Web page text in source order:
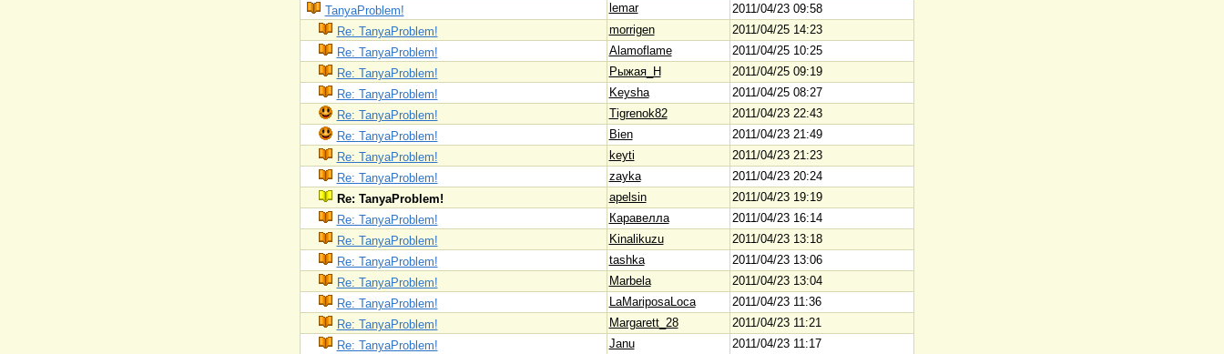
TanyaProblem!
lemar
2011/04/23 09:58
Re: TanyaProblem!
morrigen
2011/04/25 14:23
Re: TanyaProblem!
Alamoflame
2011/04/25 10:25
Re: TanyaProblem!
Рыжая_Н
2011/04/25 09:19
Re: TanyaProblem!
Keysha
2011/04/25 08:27
Re: TanyaProblem!
Tigrenok82
2011/04/23 22:43
Re: TanyaProblem!
Bien
2011/04/23 21:49
Re: TanyaProblem!
keyti
2011/04/23 21:23
Re: TanyaProblem!
zayka
2011/04/23 20:24
Re: TanyaProblem!
apelsin
2011/04/23 19:19
Re: TanyaProblem!
Каравелла
2011/04/23 16:14
Re: TanyaProblem!
Kinalikuzu
2011/04/23 13:18
Re: TanyaProblem!
tashka
2011/04/23 13:06
Re: TanyaProblem!
Marbela
2011/04/23 13:04
Re: TanyaProblem!
LaMariposaLoca
2011/04/23 11:36
Re: TanyaProblem!
Margarett_28
2011/04/23 11:21
Re: TanyaProblem!
Janu 2011/04/23 11:17